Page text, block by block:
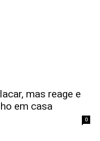
mas reage e
em casa
0